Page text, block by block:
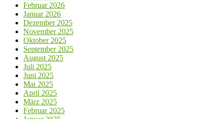
Februar 2026
Januar 2026
Dezember 2025
November 2025
Oktober 2025
September 2025
August 2025
Juli 2025
Juni 2025
Mai 2025
April 2025
März 2025
Februar 2025